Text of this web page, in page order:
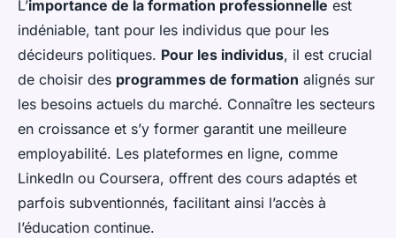
L’importance de la formation professionnelle est
indéniable, tant pour les individus que pour les
décideurs politiques. Pour les individus, il est crucial
de choisir des programmes de formation alignés sur
les besoins actuels du marché. Connaître les secteurs
en croissance et s’y former garantit une meilleure
employabilité. Les plateformes en ligne, comme
LinkedIn ou Coursera, offrent des cours adaptés et
parfois subventionnés, facilitant ainsi l’accès à
l’éducation continue.